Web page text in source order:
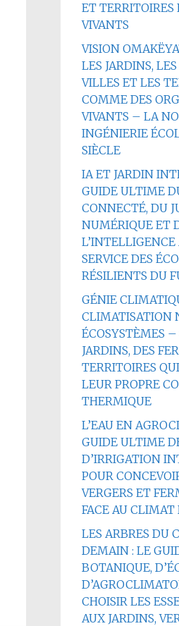
ET
VIVANTS
VISION
LES JARDINS,
VILLES ET LES
COMME DES
VIVANTS – LA
INGÉNIERIE
SIÈCLE
IA ET JARDIN
GUIDE ULTIME
CONNECTÉ, DU
NUMÉRIQUE ET
SERVICE DES
RÉSILIENTS DU
GÉNIE
CLIMATISATION
ÉCOSYSTÈMES
JARDINS, DES
TERRITOIRES
LEUR PROPRE
THERMIQUE
L’EAU EN
GUIDE ULTIME
D’IRRIGATION
POUR
VERGERS ET
FACE AU CLIMAT
LES ARBRES DU
DEMAIN : LE
BOTANIQUE,
CHOISIR LES
AUX JARDINS,